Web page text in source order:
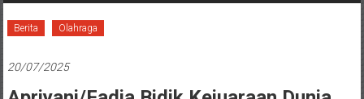
Berita Olahraga
20/07/2025